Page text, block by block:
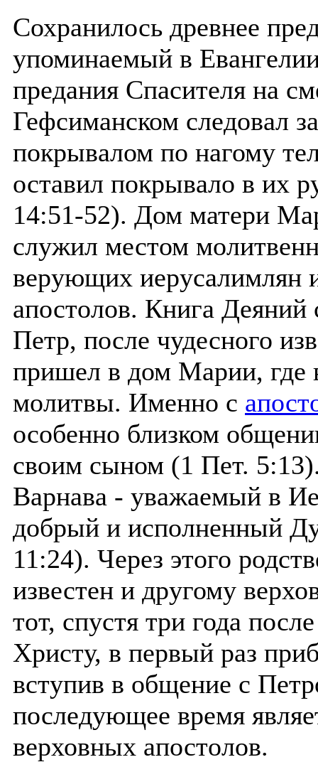
Сохранилось древнее
упоминаемый в
предания Спасителя на
Гефсиманском следовал
покрывалом по нагому
оставил покрывало в их
14:51-52). Дом матери
служил местом
верующих иерусалимлян
апостолов. Книга Деяний
Петр, после чудесного
пришел в дом Марии, где
молитвы. Именно с
особенно близком
своим сыном (1 Пет.
Варнава - уважаемый в
добрый и исполненный
11:24). Через этого
известен и другому
тот, спустя три года
Христу, в первый раз
вступив в общение с
последующее время
верховных апостолов.